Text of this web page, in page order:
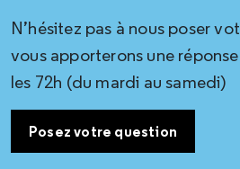
N’hésitez pas à nous poser
vous apporterons une
les 72h (du mardi au samedi)
Posez votre question